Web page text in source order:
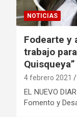
NOTICIAS
Fodearte y
trabajo
Quisqueya”
4 febrero 2021
EL NUEVO
Fomento y